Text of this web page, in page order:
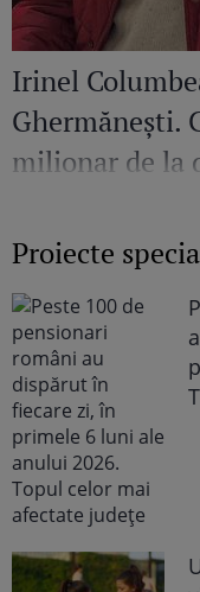
Irinel
Ghermănești.
milionar de la
Proiecte